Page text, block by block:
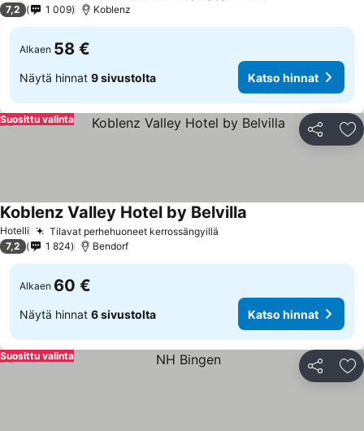
7,2 1 009 Koblenz
Alkaen 58 €
Näytä hinnat 9 sivustolta Katso hinnat
Jaa
Suosittu valinta
Hotelli Tilavat perhehuoneet kerrossängyillä
Koblenz Valley Hotel by Belvilla
7,2 1 824 Bendorf
Alkaen 60 €
Näytä hinnat 6 sivustolta Katso hinnat
Jaa
Suosittu valinta